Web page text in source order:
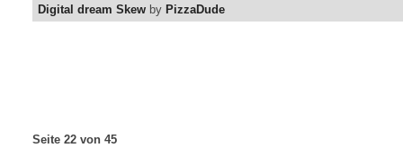
Digital dream Skew by PizzaDude
Seite 22 von 45